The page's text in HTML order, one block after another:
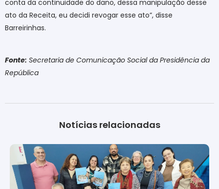
conta da continuidade do dano, dessa manipulação desse
ato da Receita, eu decidi revogar esse ato”, disse
Barreirinhas.
Fonte: Secretaria de Comunicação Social da Presidência da
República
Notícias relacionadas